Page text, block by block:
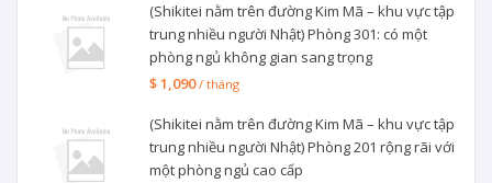
(Shikitei nằm trên đường Kim Mã – khu vực tập
trung nhiều người Nhật) Phòng 301: có một
phòng ngủ không gian sang trọng
$ 1,090/ tháng
(Shikitei nằm trên đường Kim Mã – khu vực tập
trung nhiều người Nhật) Phòng 201 rộng rãi với
một phòng ngủ cao cấp